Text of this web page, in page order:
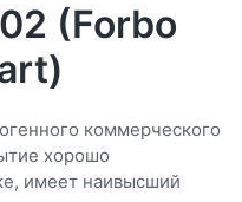
(Forbo
коммерческого
хорошо
имеет наивысший